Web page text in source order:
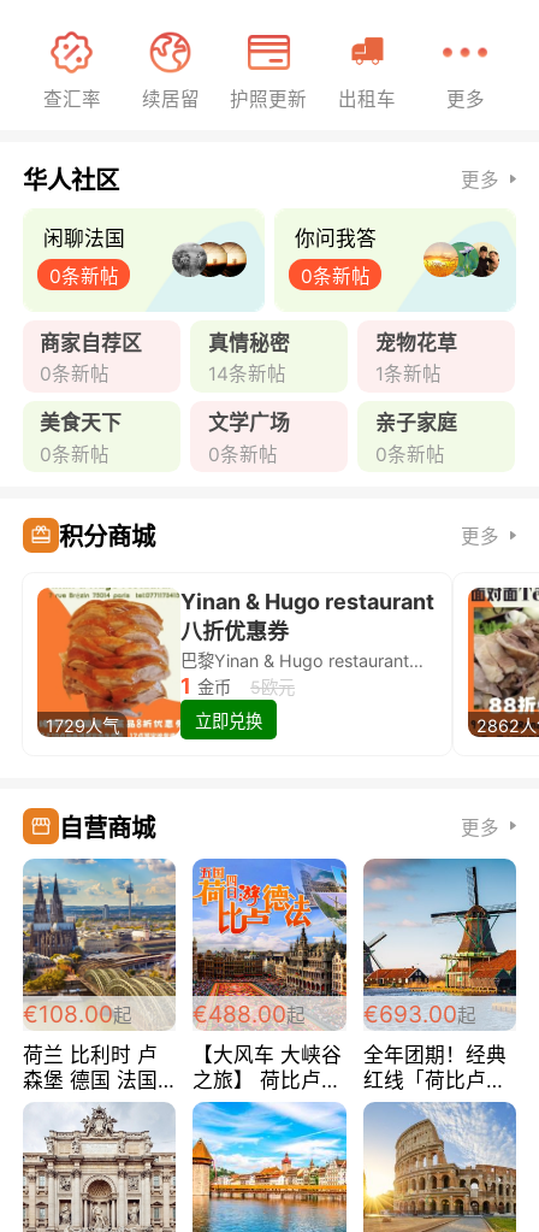
查汇率 续居留 护照更新 出租车 更多
华人社区 更多
闲聊法国
0条新帖
你问我答
0条新帖
商家自荐区
0条新帖
真情秘密
14条新帖
宠物花草
1条新帖
美食天下
0条新帖
文学广场
0条新帖
亲子家庭
0条新帖
积分商城 更多
1729人气
Yinan & Hugo restaurant
八折优惠券
巴黎Yinan & Hugo restaurant除简餐类全场8折
1 金币
5欧元
立即兑换
2862
自营商城 更多
€108.00起
荷兰 比利时 卢
森堡 德国 法国
超爽玩遍西欧 循
环线 全程四星宾
馆 108欧/人/天
€488.00起
【大风车 大峡谷
之旅】 荷比卢德
法 巴黎上下 经
典五国四日游
488欧/人
€693.00起
全年团期！经典
红线「荷比卢德
法」七天循环 五
国 仅售99欧/人/
天！巴黎上下！
包拼房~